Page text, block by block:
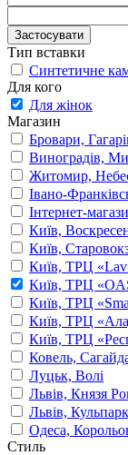
Застосувати
Тип вставки
Синтетичне
Для кого
Для жінок
Магазин
Бровари,
Виноградів,
Житомир,
Івано-
Інтернет-
Київ,
Київ,
Київ, ТРЦ
Київ, ТРЦ
Київ, ТРЦ
Київ, ТРЦ
Київ, ТРЦ
Ковель,
Луцьк, Волі
Львів, Князя
Львів,
Одеса,
Стиль